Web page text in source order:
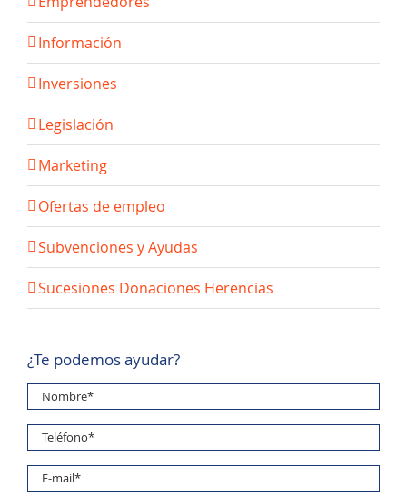
Información
Inversiones
Legislación
Marketing
Ofertas de empleo
Subvenciones y Ayudas
Sucesiones Donaciones Herencias
¿Te podemos ayudar?